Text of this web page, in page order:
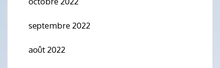
septembre 2022
août 2022